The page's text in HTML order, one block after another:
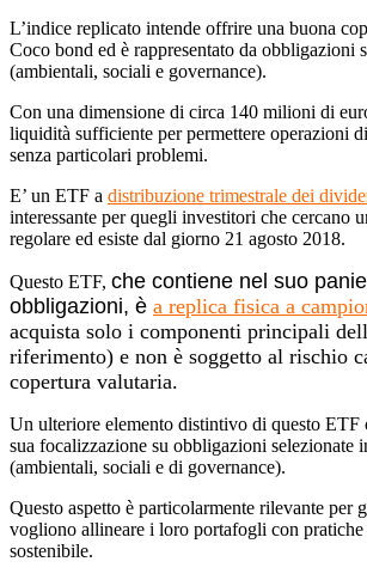
L’indice replicato intende offrire una buona
Coco bond ed è rappresentato da obbligazioni
(ambientali, sociali e governance).
Con una dimensione di circa 140 milioni di
liquidità sufficiente per permettere operazioni
senza particolari problemi.
E’ un ETF a distribuzione trimestrale dei
interessante per quegli investitori che cercano
regolare ed esiste dal giorno 21 agosto 2018.
Questo ETF, che contiene nel suo
obbligazioni, è a replica fisica a
acquista solo i componenti principali
riferimento) e non è soggetto al rischio
copertura valutaria.
Un ulteriore elemento distintivo di questo ETF
sua focalizzazione su obbligazioni selezionate
(ambientali, sociali e di governance).
Questo aspetto è particolarmente rilevante per
vogliono allineare i loro portafogli con
sostenibile.